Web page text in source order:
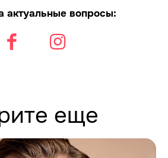
актуальные вопросы:
еще